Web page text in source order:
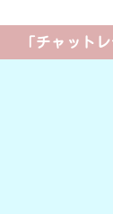
「チャット